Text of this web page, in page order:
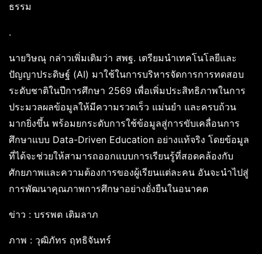
ธรรม
.
นายวิษณุ กล่าวเพิ่มเติมว่า สพฐ. เตรียมนำเทคโนโลยีและ
ปัญญาประดิษฐ์ (AI) มาใช้ในการบริหารจัดการการทดสอบ
ระดับชาติในปีการศึกษา 2569 เพื่อเพิ่มประสิทธิภาพในการ
ประมวลผลข้อมูลให้มีความรวดเร็ว แม่นยำ และครบถ้วน
มากยิ่งขึ้น พร้อมยกระดับการใช้ข้อมูลสู่การขับเคลื่อนการ
ศึกษาแบบ Data-Driven Education อย่างแท้จริง โดยข้อมูล
ที่ได้จะช่วยให้สามารถออกแบบการเรียนรู้ที่สอดคล้องกับ
ศักยภาพและความต้องการของผู้เรียนแต่ละคน อันจะนำไปสู่
การพัฒนาคุณภาพการศึกษาอย่างยั่งยืนในอนาคต
ข่าว : บรรพต เติมลาภ
ภาพ : วุฒิภัทร ฤทธิจันทร์